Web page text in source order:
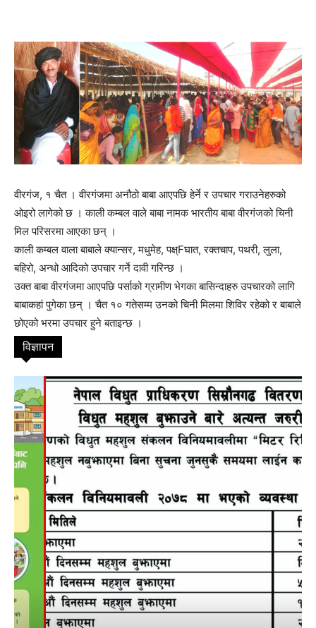
वीरगंज, १ चैत । वीरगंजमा अनौठो बाबा आएपछि हेर्ने र उपचार गराउनेहरुको
ओइरो लागेको छ । काली कम्बल वाले बाबा नामक भारतीय बाबा वीरगंजको चिनी
मिल परिसरमा आएका छन् ।
काली कम्बल वाला बाबाले क्यान्सर, मधुमेह, पक्ष्Fघात, रक्तचाप, पथरी, लुला,
बहिरो, अन्धो आदिको उपचार गर्ने दावी गरिन्छ ।
उक्त बाबा वीरगंजमा आएपछि पर्साको ग्रामीण भेगका बासिन्दाहरु उपचारको लागि
बाबाकहां पुगेका छन् । चैत १० गतेसम्म उनको चिनी मिलमा शिविर रहेको र बाबाले
छोएको भरमा उपचार हुने बताइन्छ ।
विज्ञापन